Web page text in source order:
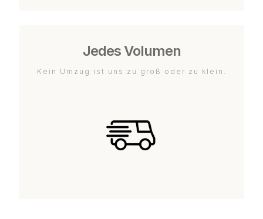
Jedes Volumen
Kein Umzug ist uns zu groß oder zu klein.